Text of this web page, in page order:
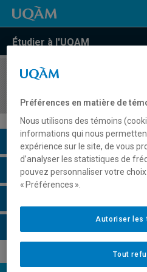
Étudier à l'UQAM
COURS//
Description du cours
Horaire - Été 2026
Préférences en matière de
Nous utilisons des témoins
informations qui nous
expérience sur le site, de vous
d’analyser les statistiques de
pouvez personnaliser votre
« Préférences ».
Tout
Autoriser les